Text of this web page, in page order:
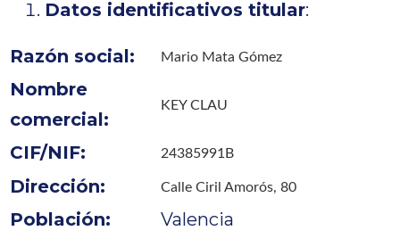
Datos identificativos titular:
Razón social: Mario Mata Gómez
Nombre
comercial:
KEY CLAU
CIF/NIF: 24385991B
Dirección: Calle Ciril Amorós, 80
Población:
Valencia